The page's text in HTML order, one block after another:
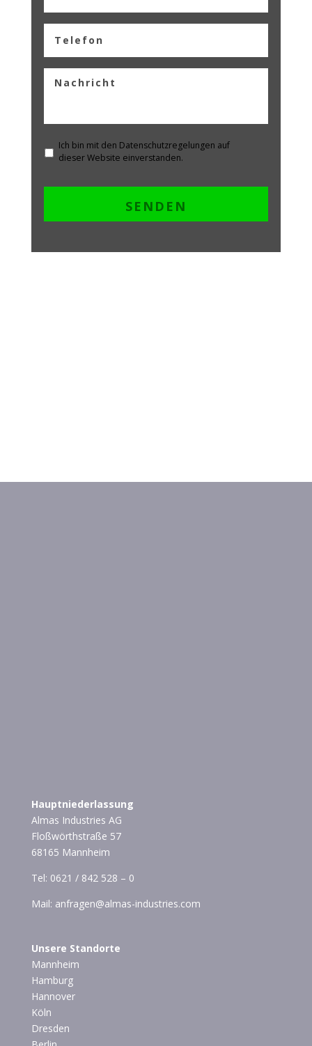
Ich bin mit den Datenschutzregelungen auf
dieser Website einverstanden.
Hauptniederlassung
Almas Industries AG
Floßwörthstraße 57
68165 Mannheim
Tel: 0621 / 842 528 – 0
Mail: anfragen@almas-industries.com
Unsere Standorte
Mannheim
Hamburg
Hannover
Köln
Dresden